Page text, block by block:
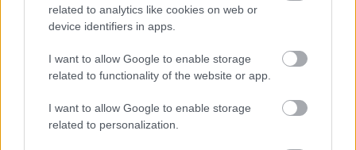
related to analytics like cookies on web or
device identifiers in apps.
I want to allow Google to enable storage
related to functionality of the website or app.
I want to allow Google to enable storage
related to personalization.